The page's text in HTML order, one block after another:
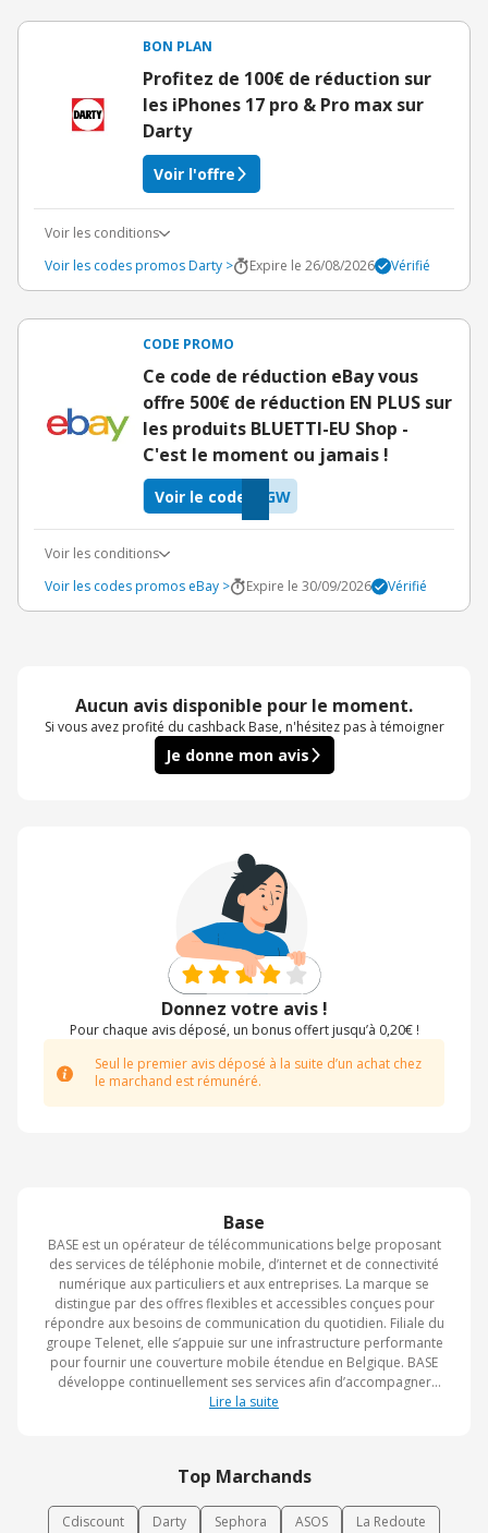
Base
BASE est un opérateur de télécommunications belge proposant
des services de téléphonie mobile, d’internet et de connectivité
numérique aux particuliers et aux entreprises. La marque se
distingue par des offres flexibles et accessibles conçues pour
répondre aux besoins de communication du quotidien. Filiale du
groupe Telenet, elle s’appuie sur une infrastructure performante
pour fournir une couverture mobile étendue en Belgique. BASE
développe continuellement ses services afin d’accompagner
l’évolution des usages numériques et de la connectivité. Son
Lire la suite
Top Marchands
Cdiscount Darty Sephora ASOS
La Redoute
BON PLAN
Profitez de 100€ de réduction sur
les iPhones 17 pro & Pro max sur
Darty
Voir l'offre
Voir les conditions
Voir les codes promos Darty >
Expire le 26/08/2026 Vérifié
CODE PROMO
Ce code de réduction eBay vous
offre 500€ de réduction EN PLUS sur
les produits BLUETTI-EU Shop -
C'est le moment ou jamais !
YGW
Voir le code
Voir les conditions
Voir les codes promos eBay >
Expire le 30/09/2026 Vérifié
Aucun avis disponible pour le moment.
Si vous avez profité du cashback Base, n'hésitez pas à témoigner
Je donne mon avis
Donnez votre avis !
Pour chaque avis déposé, un bonus offert jusqu’à 0,20€ !
Seul le premier avis déposé à la suite d’un achat chez
le marchand est rémunéré.